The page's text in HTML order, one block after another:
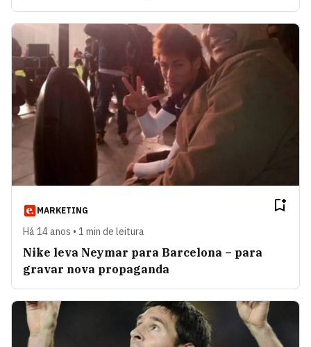
MARKETING
Há 14 anos • 1 min de leitura
Nike leva Neymar para Barcelona – para
gravar nova propaganda